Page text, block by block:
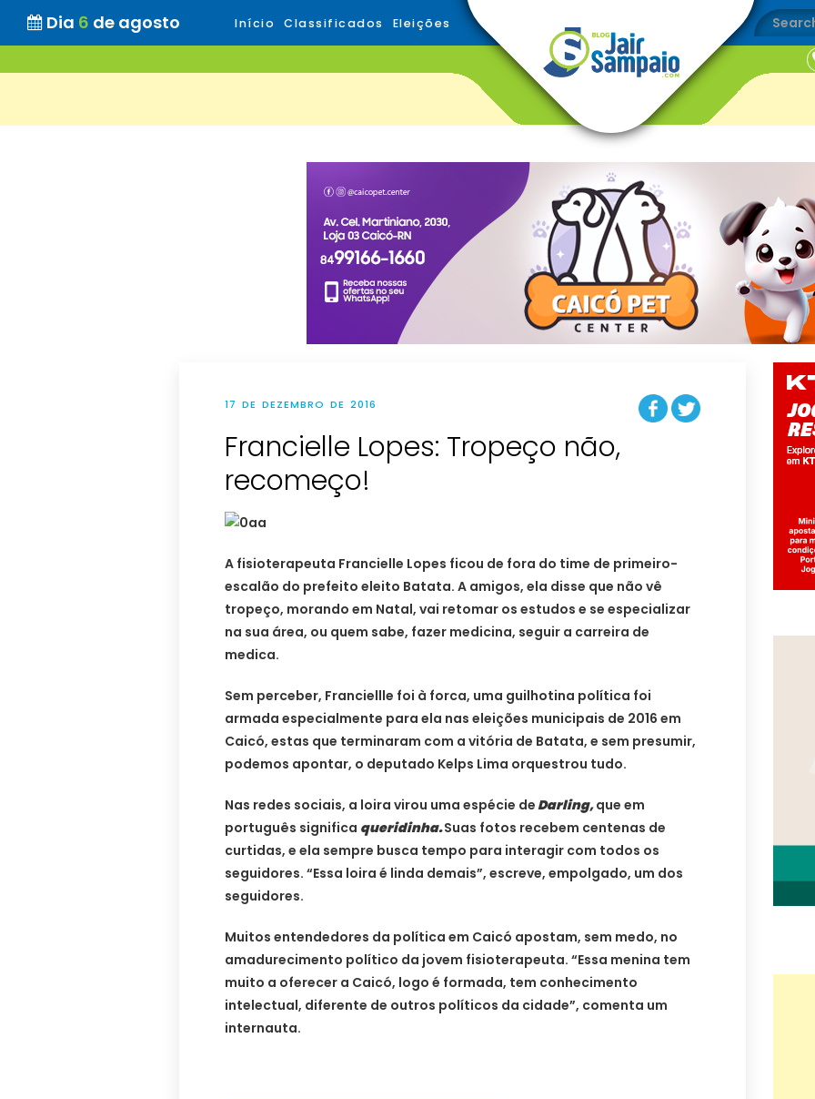
Dia 6 de agosto Início Classificados Eleições
17 DE DEZEMBRO DE 2016
Francielle Lopes: Tropeço não,
recomeço!
A fisioterapeuta Francielle Lopes ficou de fora do time de primeiro-
escalão do prefeito eleito Batata. A amigos, ela disse que não vê
tropeço, morando em Natal, vai retomar os estudos e se especializar
na sua área, ou quem sabe, fazer medicina, seguir a carreira de
medica.
Sem perceber, Franciellle foi à forca, uma guilhotina política foi
armada especialmente para ela nas eleições municipais de 2016 em
Caicó, estas que terminaram com a vitória de Batata, e sem presumir,
podemos apontar, o deputado Kelps Lima orquestrou tudo.
Nas redes sociais, a loira virou uma espécie deDarling,que em
português significa queridinha.Suas fotos recebem centenas de
curtidas, e ela sempre busca tempo para interagir com todos os
seguidores. “Essa loira é linda demais”, escreve, empolgado, um dos
seguidores.
Muitos entendedores da política em Caicó apostam, sem medo, no
amadurecimento político da jovem fisioterapeuta. “Essa menina tem
muito a oferecer a Caicó, logo é formada, tem conhecimento
intelectual, diferente de outros políticos da cidade”, comenta um
internauta.